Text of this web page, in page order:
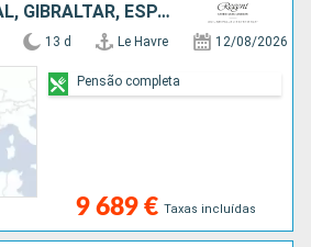
FRANÇA, PORTUGAL, GIBRALTAR, ESPANHA
13 d Le Havre 12/08/2026
9 689 € Taxas incluídas
Pensão completa